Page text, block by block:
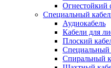
Огнестойкий
Специальный
Аудиокабель
Кабели для
Плоский
Специальный
Спиральный